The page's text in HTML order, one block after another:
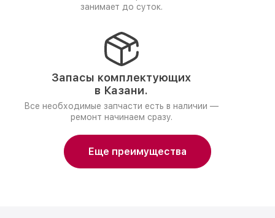
занимает до суток.
Запасы комплектующих
в Казани.
Все необходимые запчасти есть в наличии —
ремонт начинаем сразу.
Еще преимущества